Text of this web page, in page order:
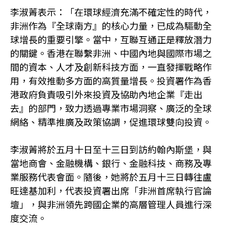
李淑菁表示：「在環球經濟充滿不確定性的時代，
非洲作為『全球南方』的核心力量，已成為驅動全
球增長的重要引擎。當中，互聯互通正是釋放潛力
的關鍵。香港在聯繫非洲、中國內地與國際市場之
間的資本、人才及創新科技方面，一直發揮戰略作
用，有效推動多方面的高質量增長。投資署作為香
港政府負責吸引外來投資及協助內地企業『走出
去』的部門，致力透過專業市場洞察、廣泛的全球
網絡、精準推廣及政策協調，促進環球雙向投資。
李淑菁將於五月十日至十三日到訪約翰內斯堡，與
當地商會、金融機構、銀行、金融科技、商務及專
業服務代表會面。隨後，她將於五月十三日轉往盧
旺達基加利，代表投資署出席「非洲首席執行官論
壇」，與非洲領先跨國企業的高層管理人員進行深
度交流。